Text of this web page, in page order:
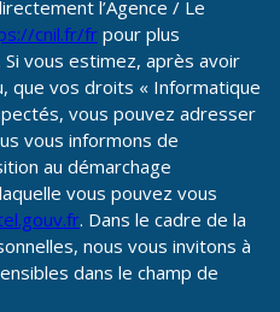
l’Agence / Le
cnil.fr/frpour plus
vous estimez, après avoir
que vos droits « Informatique
vous pouvez adresser
vous informons de
au démarchage
vous pouvez vous
. Dans le cadre de la
nous vous invitons à
dans le champ de